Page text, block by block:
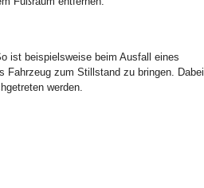
ist beispielsweise beim Ausfall eines
Fahrzeug zum Stillstand zu bringen. Dabei
werden.